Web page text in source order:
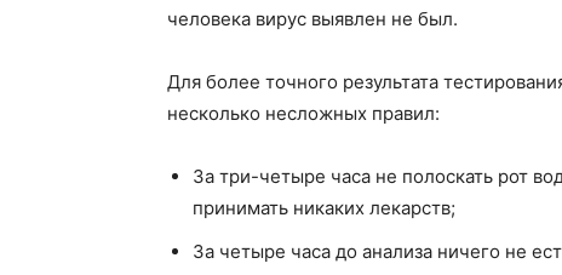
человека вирус выявлен не был.
Для более точного результата
несколько несложных правил:
За три-четыре часа не полоскать рот
принимать никаких лекарств;
За четыре часа до анализа ничего не